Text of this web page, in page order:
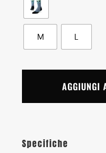
M L
AGGIUNGI
Specifiche